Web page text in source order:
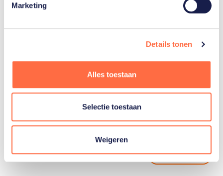
Marketing
Details tonen
Alles toestaan
Selectie toestaan
Weigeren
Alpineskiën
artikelen
Toon alle